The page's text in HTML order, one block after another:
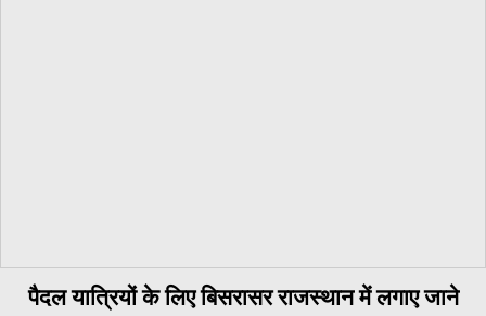
पैदल यात्रियों के लिए बिसरासर राजस्थान में लगाए जाने